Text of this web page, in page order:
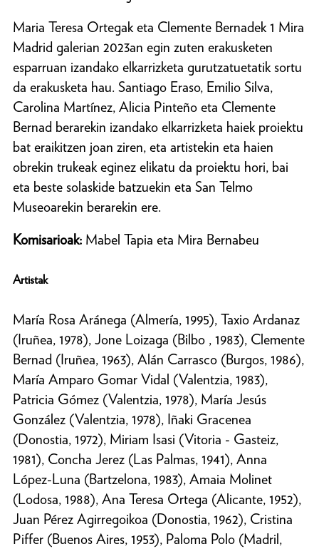
Maria Teresa Ortegak eta Clemente Bernadek 1 Mira
Madrid galerian 2023an egin zuten erakusketen
esparruan izandako elkarrizketa gurutzatuetatik sortu
da erakusketa hau. Santiago Eraso, Emilio Silva,
Carolina Martínez, Alicia Pinteño eta Clemente
Bernad berarekin izandako elkarrizketa haiek proiektu
bat eraikitzen joan ziren, eta artistekin eta haien
obrekin trukeak eginez elikatu da proiektu hori, bai
eta beste solaskide batzuekin eta San Telmo
Museoarekin berarekin ere.
Komisarioak: Mabel Tapia eta Mira Bernabeu
Artistak
María Rosa Aránega (Almería, 1995), Taxio Ardanaz
(Iruñea, 1978), Jone Loizaga (Bilbo , 1983), Clemente
Bernad (Iruñea, 1963), Alán Carrasco (Burgos, 1986),
María Amparo Gomar Vidal (Valentzia, 1983),
Patricia Gómez (Valentzia, 1978), María Jesús
González (Valentzia, 1978), Iñaki Gracenea
(Donostia, 1972), Miriam Isasi (Vitoria - Gasteiz,
1981), Concha Jerez (Las Palmas, 1941), Anna
López-Luna (Bartzelona, 1983), Amaia Molinet
(Lodosa, 1988), Ana Teresa Ortega (Alicante, 1952),
Juan Pérez Agirregoikoa (Donostia, 1962), Cristina
Piffer (Buenos Aires, 1953), Paloma Polo (Madril,